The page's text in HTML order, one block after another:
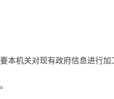
机关对现有政府信息进行加